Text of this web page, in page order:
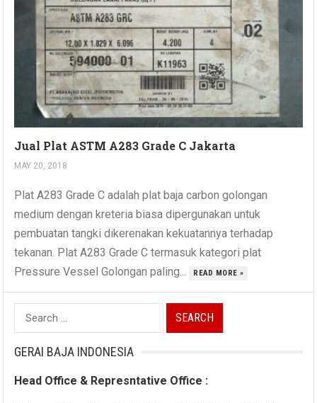
Jual Plat ASTM A283 Grade C Jakarta
MAY 20, 2018
Plat A283 Grade C adalah plat baja carbon golongan
medium dengan kreteria biasa dipergunakan untuk
pembuatan tangki dikerenakan kekuatannya terhadap
tekanan. Plat A283 Grade C termasuk kategori plat
Pressure Vessel Golongan paling...
READ MORE »
Search
for:
GERAI BAJA INDONESIA
Head Office & Represntative Office :